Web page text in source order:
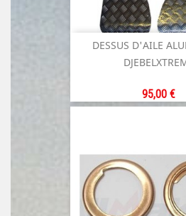
DESSUS D'AILE
Prix
95,00 €